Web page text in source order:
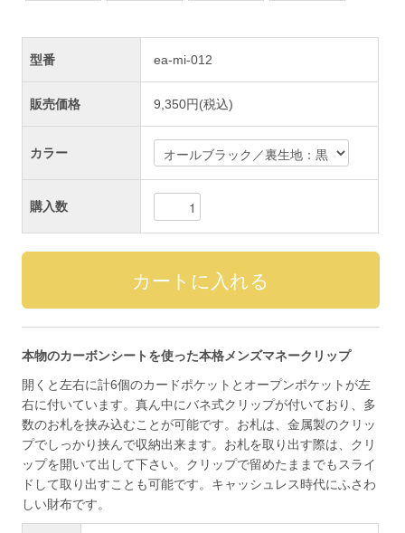
型番 ea-mi-012
販売価格 9,350円(税込)
カラー
購入数
本物のカーボンシートを使った本格メンズマネークリップ
開くと左右に計6個のカードポケットとオープンポケットが左
右に付いています。真ん中にバネ式クリップが付いており、多
数のお札を挟み込むことが可能です。お札は、金属製のクリッ
プでしっかり挟んで収納出来ます。お札を取り出す際は、クリ
ップを開いて出して下さい。クリップで留めたままでもスライ
ドして取り出すことも可能です。キャッシュレス時代にふさわ
しい財布です。